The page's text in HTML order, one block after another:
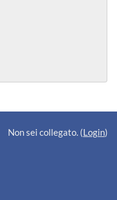
Non sei collegato. (Login)